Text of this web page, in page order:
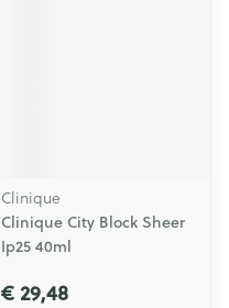
Clinique
Clinique City Block Sheer
Ip25 40ml
€ 29,48